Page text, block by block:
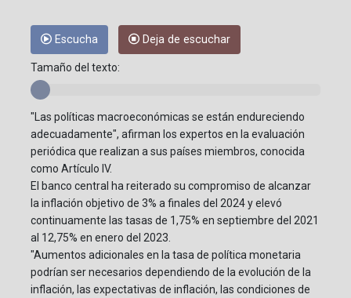
Escucha Deja de escuchar
Tamaño del texto:
"Las políticas macroeconómicas se están endureciendo
adecuadamente", afirman los expertos en la evaluación
periódica que realizan a sus países miembros, conocida
como Artículo IV.
El banco central ha reiterado su compromiso de alcanzar
la inflación objetivo de 3% a finales del 2024 y elevó
continuamente las tasas de 1,75% en septiembre del 2021
al 12,75% en enero del 2023.
"Aumentos adicionales en la tasa de política monetaria
podrían ser necesarios dependiendo de la evolución de la
inflación, las expectativas de inflación, las condiciones de